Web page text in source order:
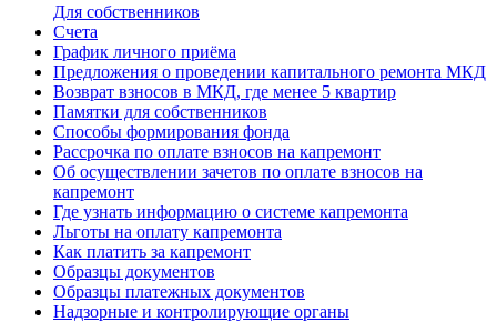
Для собственников
Счета
График личного приёма
Предложения о проведении капитального ремонта МКД
Возврат взносов в МКД, где менее 5 квартир
Памятки для собственников
Способы формирования фонда
Рассрочка по оплате взносов на капремонт
Об осуществлении зачетов по оплате взносов на
капремонт
Где узнать информацию о системе капремонта
Льготы на оплату капремонта
Как платить за капремонт
Образцы документов
Образцы платежных документов
Надзорные и контролирующие органы